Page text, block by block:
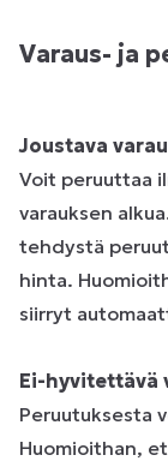
Varaus- ja
Joustava
Voit peruuttaa
varauksen
tehdystä
hinta.
siirryt
Ei-hyvitettävä
Peruutuksesta
Huomioithan,